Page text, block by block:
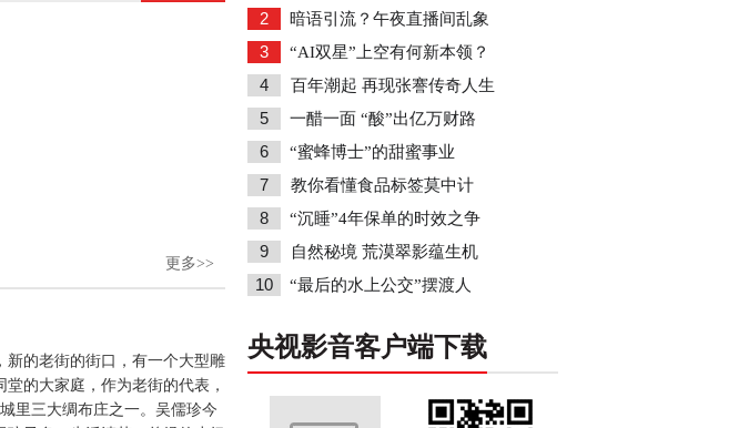
更多>>
新的老街的街口，有一个大型雕
的大家庭，作为老街的代表，
里三大绸布庄之一。吴儒珍今
2 暗语引流？午夜直播间乱象
3 “AI双星”上空有何新本领？
4 百年潮起 再现张謇传奇人生
5 一醋一面 “酸”出亿万财路
6 “蜜蜂博士”的甜蜜事业
7 教你看懂食品标签莫中计
8 “沉睡”4年保单的时效之争
9 自然秘境 荒漠翠影蕴生机
10 “最后的水上公交”摆渡人
央视影音客户端下载